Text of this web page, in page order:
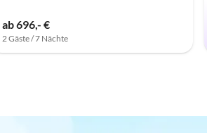
ab 696,- €
2 Gäste / 7 Nächte